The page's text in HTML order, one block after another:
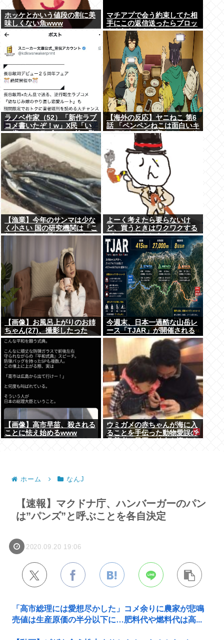
ホッケとかいう値段の割に美
味しくない魚www
マチアプで会う約束してた相
手にこの返信送ったらブロッ
クされたんやが
ラノベ作家（52）「新作ラブ
コメ書いたぞ！w」X民「い
い歳こいてラブコメ（笑）恥
ずかしくないの？」
【海外の反応】ヤニねこ 第6
話 「ペンペンねこは面白いキ
ャラだな」「大家さんとのド
ライブのシーン、リアルすぎ
て辛かった」
【漁業】今年のサンマは少な
く小さい 国の研究機関は「こ
れまでになく厳しい年にな
よーく考えたら要らないけ
ど、買うときはワクワクする
ガジェットおしえろ
【画像】お風呂上がりのお姉
ちゃん(27)、撮影したった
www
今週末、日本一過酷な山岳レ
ース「TJAR」が開催される
【画像】高市早苗、殺される
ことに怯え始めるwww
ウミガメの赤ちゃんが海に入
ることを手伝った動物愛誤の
ホーム なんJ
【速報】マクドナ庁、ハンバーガーのパン
は”パンズ”と呼ぶことを各自決定
2020.09.20 19:06
「高市総理には愛想尽かした」コメ余りに農家が悲鳴
売値は生産原価の半分以下に…肥料代や燃料代は高...